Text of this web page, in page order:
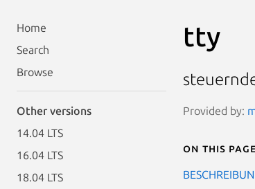
Home
Search
Browse
Other versions
14.04 LTS
16.04 LTS
18.04 LTS
tty
Provided by:
On this page